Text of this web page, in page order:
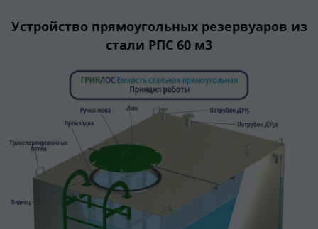
Устройство прямоугольных резервуаров из
стали РПС 60 м3